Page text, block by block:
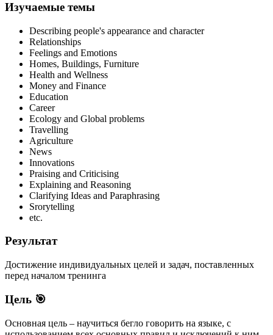
Изучаемые темы
Describing people's appearance and character
Relationships
Feelings and Emotions
Homes, Buildings, Furniture
Health and Wellness
Money and Finance
Education
Career
Ecology and Global problems
Travelling
Agriculture
News
Innovations
Praising and Criticising
Explaining and Reasoning
Clarifying Ideas and Paraphrasing
Srorytelling
etc.
Результат
Достижение индивидуальных целей и задач, поставленных
перед началом тренинга
Цель 🎯
Основная цель – научиться бегло говорить на языке, с